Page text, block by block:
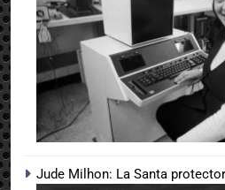
Jude Milhon: La Santa